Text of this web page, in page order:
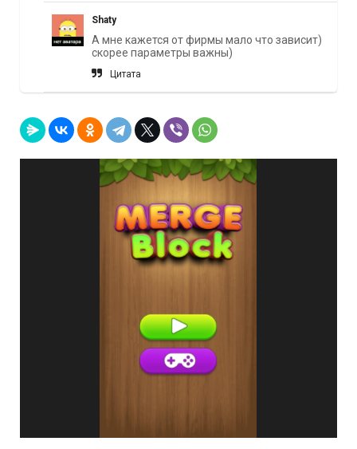
Shaty
А мне кажется от фирмы мало что зависит)
скорее параметры важны)
Цитата